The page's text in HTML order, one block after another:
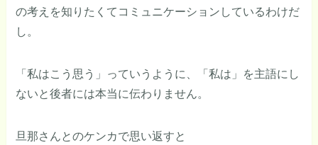
の考えを知りたくてコミュニケーションしているわけだ
し。
「私はこう思う」っていうように、「私は」を主語にし
ないと後者には本当に伝わりません。
旦那さんとのケンカで思い返すと